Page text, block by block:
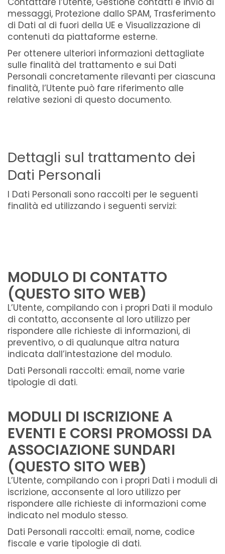
messaggi, Protezione dallo SPAM, Trasferimento
di Dati al di fuori della UE e Visualizzazione di
contenuti da piattaforme esterne.
Per ottenere ulteriori informazioni dettagliate
sulle finalità del trattamento e sui Dati
Personali concretamente rilevanti per ciascuna
finalità, l’Utente può fare riferimento alle
relative sezioni di questo documento.
Dettagli sul trattamento dei
Dati Personali
I Dati Personali sono raccolti per le seguenti
finalità ed utilizzando i seguenti servizi:
MODULO DI CONTATTO
(QUESTO SITO WEB)
L’Utente, compilando con i propri Dati il modulo
di contatto, acconsente al loro utilizzo per
rispondere alle richieste di informazioni, di
preventivo, o di qualunque altra natura
indicata dall’intestazione del modulo.
Dati Personali raccolti: email, nome varie
tipologie di dati.
MODULI DI ISCRIZIONE A
EVENTI E CORSI PROMOSSI DA
ASSOCIAZIONE SUNDARI
(QUESTO SITO WEB)
L’Utente, compilando con i propri Dati i moduli di
iscrizione, acconsente al loro utilizzo per
rispondere alle richieste di informazioni come
indicato nel modulo stesso.
Dati Personali raccolti: email, nome, codice
fiscale e varie tipologie di dati.